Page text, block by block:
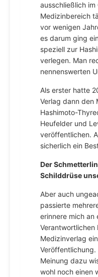
ausschließlich
Medizinbereich
vor wenigen
es darum ging
speziell zur
verlegen. Man
nennenswerten
Als erster hatte
Verlag dann den
Hashimoto-
Heufelder und
veröffentlichen.
sicherlich ein
Der
Schilddrüse
Aber auch
passierte
erinnere mich an
Verantwortlichen
Medizinverlag
Veröffentlichung.
Meinung dazu
wohl noch einen